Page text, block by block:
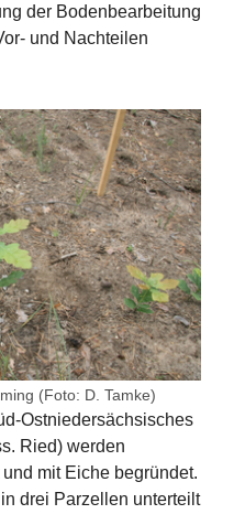
der Bodenbearbeitung
und Nachteilen
(Foto: D. Tamke)
Ostniedersächsisches
Ried) werden
mit Eiche begründet.
drei Parzellen unterteilt